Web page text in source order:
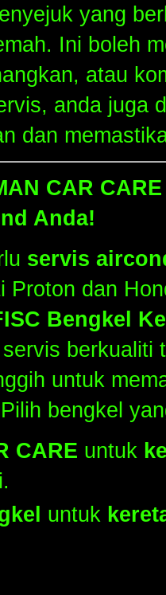
yang
Ini boleh
atau
anda juga
dan
CAR
Anda!
servis
Proton dan
Bengkel
berkualiti
untuk
bengkel
CARE untuk
untuk